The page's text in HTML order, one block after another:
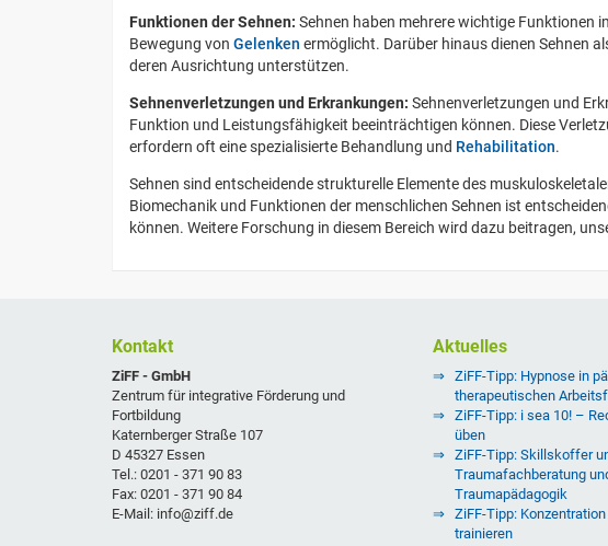
Funktionen der Sehnen: Sehnen haben mehrere wichtige Funktionen
Bewegung von Gelenken ermöglicht. Darüber hinaus dienen Sehnen
deren Ausrichtung unterstützen.
Sehnenverletzungen und Erkrankungen: Sehnenverletzungen und
Funktion und Leistungsfähigkeit beeinträchtigen können. Diese
erfordern oft eine spezialisierte Behandlung und Rehabilitation.
Sehnen sind entscheidende strukturelle Elemente des
Biomechanik und Funktionen der menschlichen Sehnen ist
können. Weitere Forschung in diesem Bereich wird dazu beitragen,
Kontakt
ZiFF - GmbH
Zentrum für integrative Förderung und
Fortbildung
Katernberger Straße 107
D 45327 Essen
Tel.: 0201 - 371 90 83
Fax: 0201 - 371 90 84
E-Mail: info@ziff.de
Aktuelles
ZiFF-Tipp: Hypnose in
therapeutischen
ZiFF-Tipp: i sea 10! –
üben
ZiFF-Tipp: Skillskoffer
Traumafachberatung
Traumapädagogik
ZiFF-Tipp:
trainieren